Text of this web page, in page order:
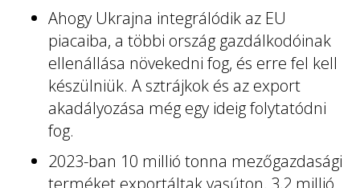
Ahogy Ukrajna integrálódik az EU
piacaiba, a többi ország gazdálkodóinak
ellenállása növekedni fog, és erre fel kell
készülniük. A sztrájkok és az export
akadályozása még egy ideig folytatódni
fog.
2023-ban 10 millió tonna mezőgazdasági